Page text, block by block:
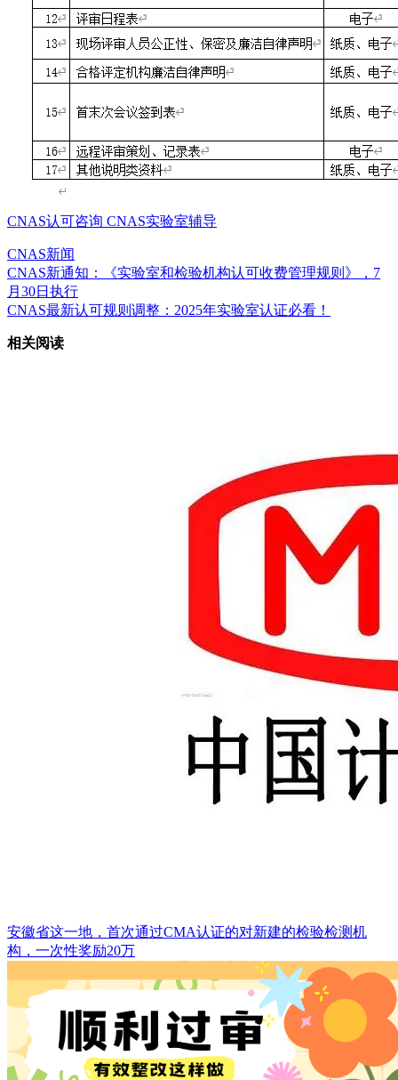
CNAS认可咨询 CNAS实验室辅导
CNAS新闻
CNAS新通知：《实验室和检验机构认可收费管理规则》，7
月30日执行
CNAS最新认可规则调整：2025年实验室认证必看！
相关阅读
安徽省这一地，首次通过CMA认证的对新建的检验检测机
构，一次性奖励20万